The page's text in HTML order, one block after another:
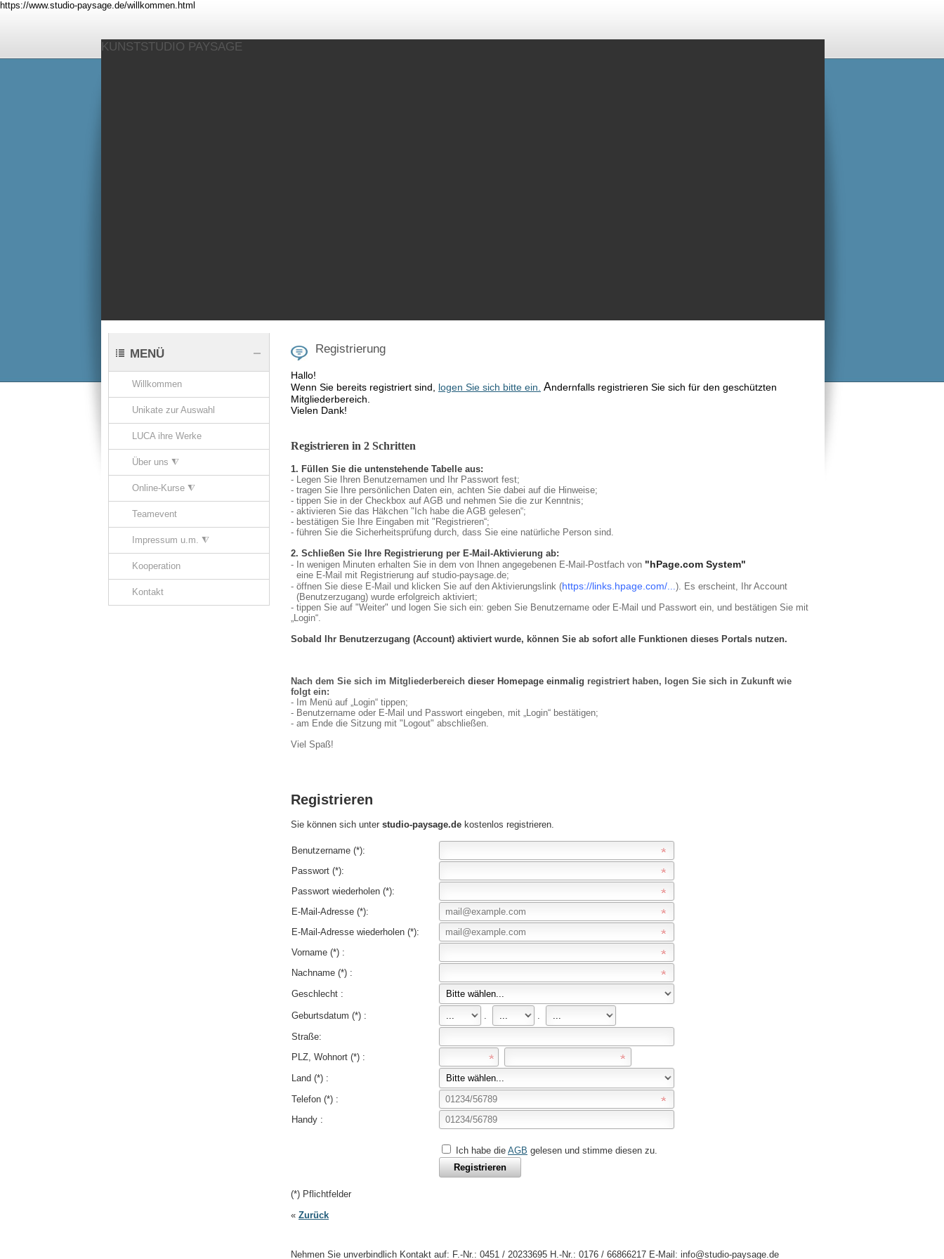
https://www.studio-paysage.de/willkommen.html
KUNSTSTUDIO PAYSAGE
MENÜ
Willkommen
Unikate zur Auswahl
LUCA ihre Werke
Über uns ⧨
Online-Kurse ⧨
Teamevent
Impressum u.m. ⧨
Kooperation
Kontakt
Registrierung
Hallo!
Wenn Sie bereits registriert sind, logen Sie sich bitte ein. Andernfalls registrieren Sie sich für den geschützten
Mitgliederbereich.
Vielen Dank!
Registrieren in 2 Schritten
1. Füllen Sie die untenstehende Tabelle aus:
- Legen Sie Ihren Benutzernamen und Ihr Passwort fest;
- tragen Sie Ihre persönlichen Daten ein, achten Sie dabei auf die Hinweise;
- tippen Sie in der Checkbox auf AGB und nehmen Sie die zur Kenntnis;
- aktivieren Sie das Häkchen "Ich habe die AGB gelesen“;
- bestätigen Sie Ihre Eingaben mit "Registrieren“;
- führen Sie die Sicherheitsprüfung durch, dass Sie eine natürliche Person sind.
2. Schließen Sie Ihre Registrierung per E-Mail-Aktivierung ab:
- In wenigen Minuten erhalten Sie in dem von Ihnen angegebenen E-Mail-Postfach von "hPage.com System"
eine E-Mail mit Registrierung auf studio-paysage.de;
- öffnen Sie diese E-Mail und klicken Sie auf den Aktivierungslink (https://links.hpage.com/...). Es erscheint, Ihr Account
(Benutzerzugang) wurde erfolgreich aktiviert;
- tippen Sie auf "Weiter" und logen Sie sich ein: geben Sie Benutzername oder E-Mail und Passwort ein, und bestätigen Sie mit
„Login“.
Sobald Ihr Benutzerzugang (Account) aktiviert wurde, können Sie ab sofort alle Funktionen dieses Portals nutzen.
Nach dem Sie sich im Mitgliederbereich dieser Homepage einmalig registriert haben, logen Sie sich in Zukunft wie
folgt ein:
- Im Menü auf „Login“ tippen;
- Benutzername oder E-Mail und Passwort eingeben, mit „Login“ bestätigen;
- am Ende die Sitzung mit "Logout" abschließen.
Viel Spaß!
Registrieren
Sie können sich unter studio-paysage.de kostenlos registrieren.
Benutzername (*):
Passwort (*):
Passwort wiederholen (*):
E-Mail-Adresse (*):
E-Mail-Adresse wiederholen (*):
Vorname (*) :
Nachname (*) :
Geschlecht :
Geburtsdatum (*) : .
.
Straße:
PLZ, Wohnort (*) :
Land (*) :
Telefon (*) :
Handy :
Ich habe die AGB gelesen und stimme diesen zu.
(*) Pflichtfelder
« Zurück
Nehmen Sie unverbindlich Kontakt auf: F.-Nr.: 0451 / 20233695 H.-Nr.: 0176 / 66866217 E-Mail: info@studio-paysage.de